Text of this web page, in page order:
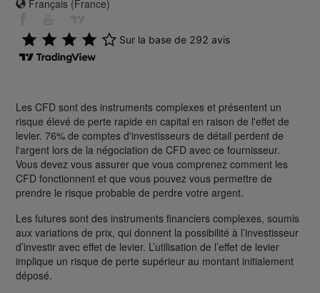
Français (France)
Les CFD sont des instruments complexes et présentent un
risque élevé de perte rapide en capital en raison de l'effet de
levier. 76% de comptes d'investisseurs de détail perdent de
l'argent lors de la négociation de CFD avec ce fournisseur.
Vous devez vous assurer que vous comprenez comment les
CFD fonctionnent et que vous pouvez vous permettre de
prendre le risque probable de perdre votre argent.
Les futures sont des instruments financiers complexes, soumis
aux variations de prix, qui donnent la possibilité à l’investisseur
d’investir avec effet de levier. L’utilisation de l’effet de levier
implique un risque de perte supérieur au montant initialement
déposé.